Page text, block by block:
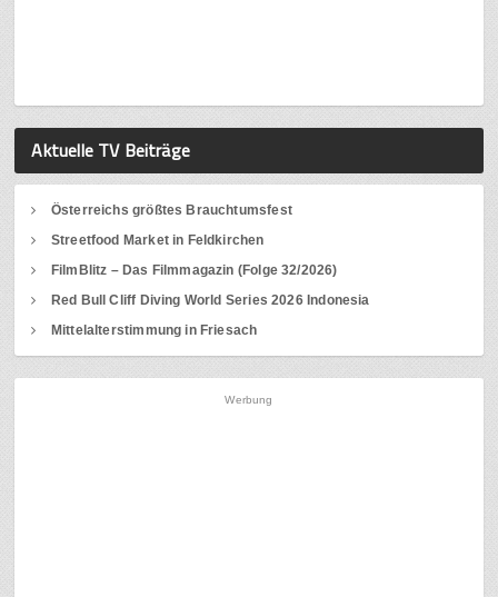
Aktuelle TV Beiträge
Österreichs größtes Brauchtumsfest
Streetfood Market in Feldkirchen
FilmBlitz – Das Filmmagazin (Folge 32/2026)
Red Bull Cliff Diving World Series 2026 Indonesia
Mittelalterstimmung in Friesach
Werbung